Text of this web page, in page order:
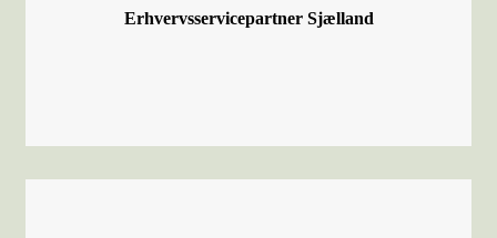
Erhvervsservicepartner Sjælland